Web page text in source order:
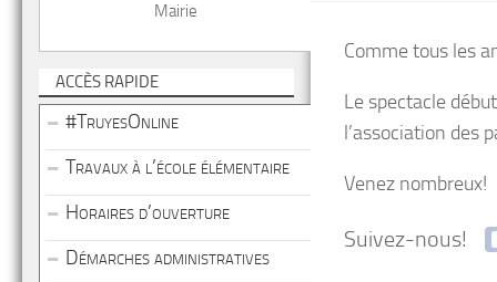
Comme tous les
Le spectacle
l’association des
Venez nombreux!
Suivez-nous!
Mairie
ACCÈS RAPIDE
#TruyesOnline
Travaux à l’école élémentaire
Horaires d’ouverture
Démarches administratives